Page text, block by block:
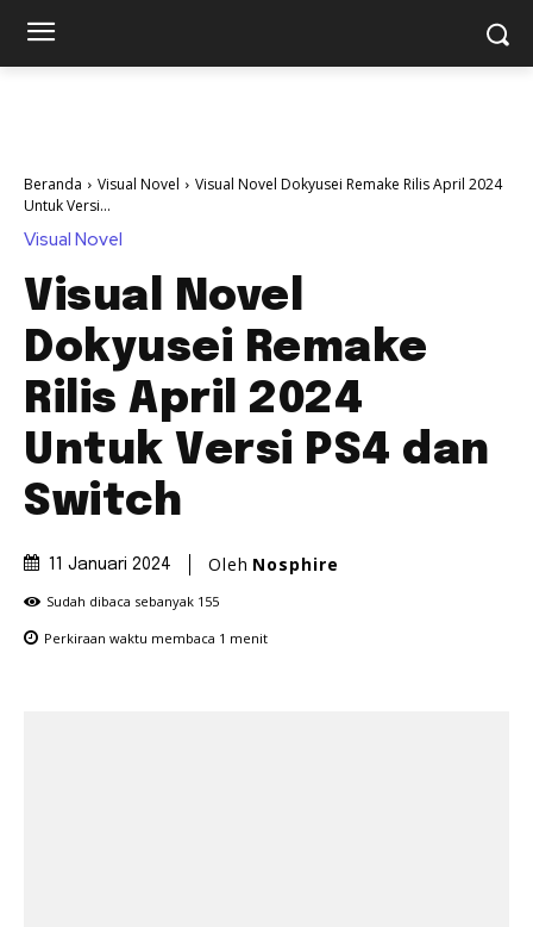
Beranda Visual Novel
Visual Novel Dokyusei Remake Rilis April 2024
Untuk Versi...
Visual Novel
Visual Novel
Dokyusei Remake
Rilis April 2024
Untuk Versi PS4 dan
Switch
11 Januari 2024 Oleh Nosphire
Sudah dibaca sebanyak 155
Perkiraan waktu membaca 1 menit